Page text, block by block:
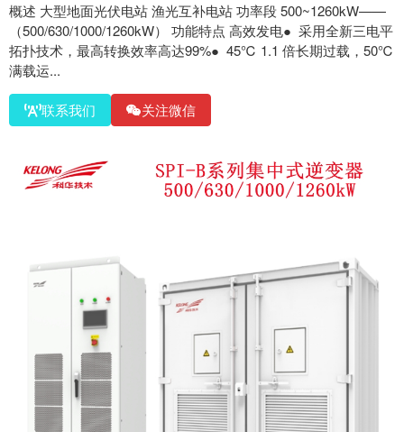
概述 大型地面光伏电站 渔光互补电站 功率段 500~1260kW——
（500/630/1000/1260kW） 功能特点 高效发电● 采用全新三电平
拓扑技术，最高转换效率高达99%● 45℃ 1.1 倍长期过载，50℃
满载运...
联系我们 关注微信